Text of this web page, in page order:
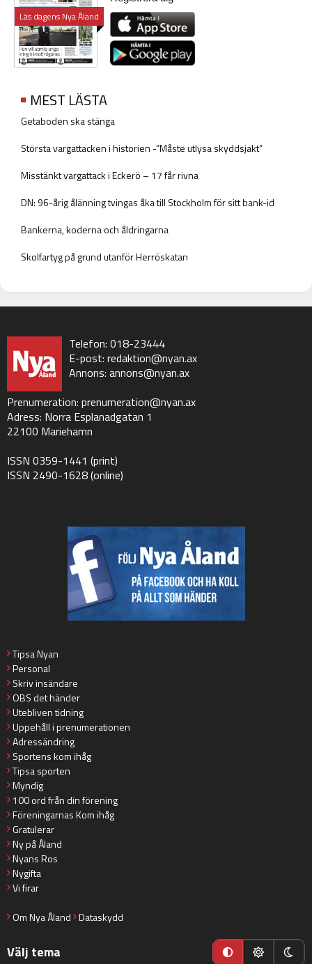
Läs dagens Nya Åland
MEST LÄSTA
Getaboden ska stänga
Största vargattacken i historien -”Måste utlysa skyddsjakt”
Misstänkt vargattack i Eckerö – 17 får rivna
DN: 96-årig ålänning tvingas åka till Stockholm för sitt bank-id
Bankerna, koderna och åldringarna
Skolfartyg på grund utanför Herröskatan
Telefon: 018-23444
E-post: redaktion@nyan.ax
Annons: annons@nyan.ax
Prenumeration: prenumeration@nyan.ax
Adress: Norra Esplanadgatan 1
22100 Mariehamn
ISSN 0359-1441 (print)
ISSN 2490-1628 (online)
Tipsa Nyan
Personal
Skriv insändare
OBS det händer
Utebliven tidning
Uppehåll i prenumerationen
Adressändring
Sportens kom ihåg
Tipsa sporten
Myndig
100 ord från din förening
Föreningarnas Kom ihåg
Gratulerar
Ny på Åland
Nyans Ros
Nygifta
Vi firar
Om Nya Åland Dataskydd
Välj tema